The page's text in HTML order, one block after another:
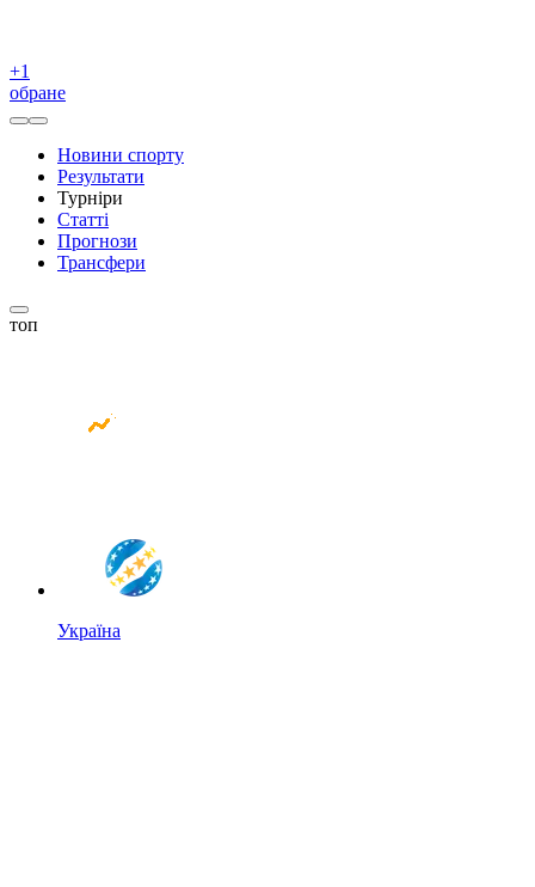
+1
обране
Новини спорту
Результати
Турніри
Статті
Прогнози
Трансфери
топ
Україна